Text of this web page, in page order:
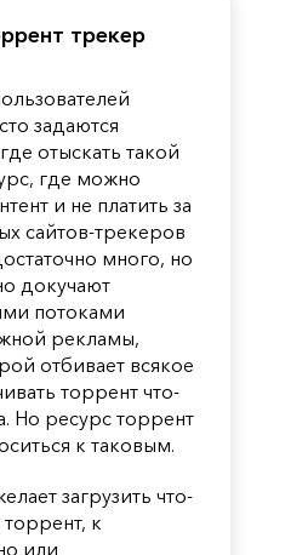
трекер
задаются
отыскать такой
где можно
и не платить за
сайтов-трекеров
много, но
докучают
потоками
рекламы,
отбивает всякое
торрент что-
Но ресурс торрент
к таковым.
загрузить что-
к
или